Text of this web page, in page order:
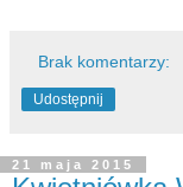
Brak komentarzy:
Udostępnij
21 maja 2015